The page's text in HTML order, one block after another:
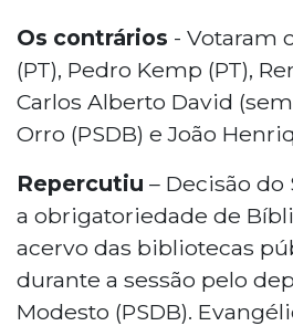
Os contrários - Votaram
(PT), Pedro Kemp (PT),
Carlos Alberto David
Orro (PSDB) e João
Repercutiu – Decisão
a obrigatoriedade de
acervo das bibliotecas
durante a sessão pelo
Modesto (PSDB).